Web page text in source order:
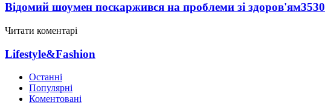
Відомий шоумен поскаржився на проблеми зі здоров'ям3530
Читати коментарі
Lifestyle&Fashion
Останні
Популярні
Коментовані